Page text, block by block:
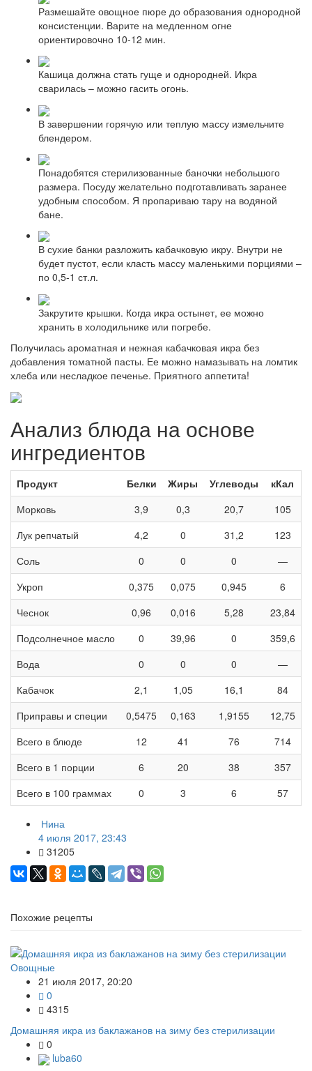
Размешайте овощное пюре до образования однородной
консистенции. Варите на медленном огне
ориентировочно 10-12 мин.
Кашица должна стать гуще и однородней. Икра
сварилась – можно гасить огонь.
В завершении горячую или теплую массу измельчите
блендером.
Понадобятся стерилизованные баночки небольшого
размера. Посуду желательно подготавливать заранее
удобным способом. Я пропариваю тару на водяной
бане.
В сухие банки разложить кабачковую икру. Внутри не
будет пустот, если класть массу маленькими порциями –
по 0,5-1 ст.л.
Закрутите крышки. Когда икра остынет, ее можно
хранить в холодильнике или погребе.
Получилась ароматная и нежная кабачковая икра без
добавления томатной пасты. Ее можно намазывать на ломтик
хлеба или несладкое печенье. Приятного аппетита!
Анализ блюда на основе
ингредиентов
Продукт Белки Жиры Углеводы
кКал
Морковь
3,9 0,3 20,7
105
Лук репчатый
4,2 0 31,2
123
Соль
0 0 0
—
Укроп
0,375 0,075 0,945
6
Чеснок
0,96 0,016 5,28
23,84
Подсолнечное масло
0 39,96 0
359,6
Вода
0 0 0
—
Кабачок
2,1 1,05 16,1
84
Приправы и специи
0,5475 0,163 1,9155
12,75
Всего в блюде
12 41 76
714
Всего в 1 порции
6 20 38
357
Всего в 100 граммах
0 3 6 57
Нина
4 июля 2017, 23:43
31205
Похожие рецепты
Овощные
21 июля 2017, 20:20
0
4315
Домашняя икра из баклажанов на зиму без стерилизации
0
luba60